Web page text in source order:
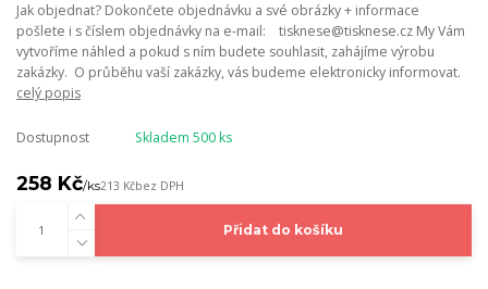
Jak objednat? Dokončete objednávku a své obrázky + informace
pošlete i s číslem objednávky na e-mail: tisknese@tisknese.cz My Vám
vytvoříme náhled a pokud s ním budete souhlasit, zahájíme výrobu
zakázky. O průběhu vaší zakázky, vás budeme elektronicky informovat.
celý popis
Dostupnost Skladem 500 ks
258 Kč/ks213 Kčbez DPH
Přidat do košíku